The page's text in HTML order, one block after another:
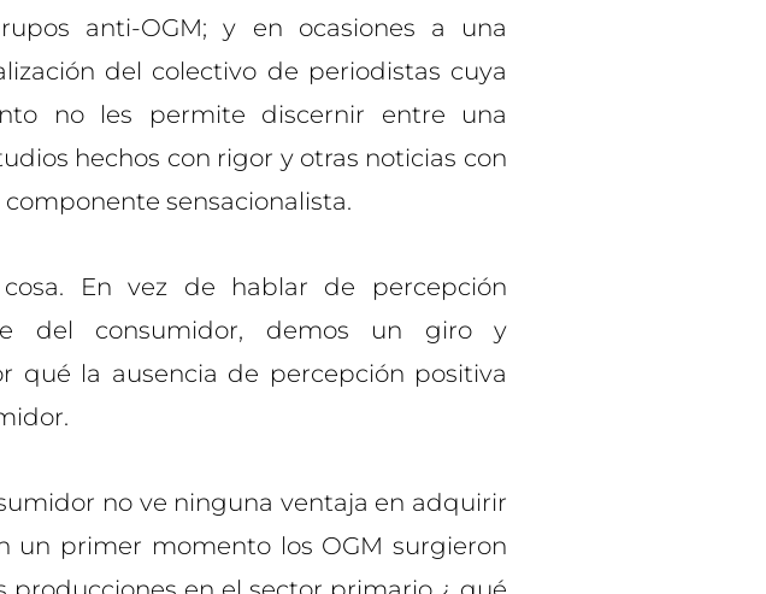
anti-OGM; y en ocasiones a una
del colectivo de periodistas cuya
no les permite discernir entre una
hechos con rigor y otras noticias con
sensacionalista.
En vez de hablar de percepción
del consumidor, demos un giro y
qué la ausencia de percepción positiva
no ve ninguna ventaja en adquirir
un primer momento los OGM surgieron